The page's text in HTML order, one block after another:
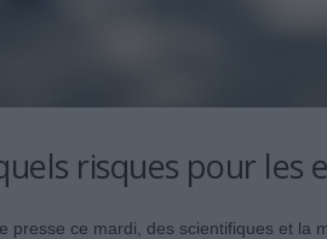
risques pour les
presse ce mardi, des scientifiques et la